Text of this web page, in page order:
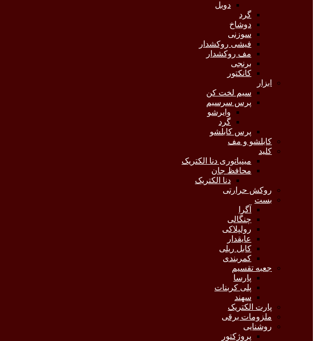
دوبل
گرد
دوشاخ
سوزنی
فیشی روکشدار
مف روکشدار
برنجی
کانکتور
ابزار
سیم لخت کن
پرس سرسیم
وایرشو
گرد
پرس کابلشو
کابلشو و مف
کلید
مینیاتوری دنا الکتریک
محافظ جان
دنا الکتریک
روکش حرارتی
بست
آگرا
چنگالی
رولپلاکی
عایقدار
کابل ریلی
کمربندی
جعبه تقسیم
پارسا
پلی کربنات
سهند
پارت الکتریک
ملزومات برقی
روشنایی
پروژکتور